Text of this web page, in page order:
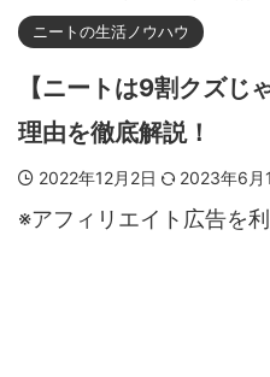
ニートの生活ノウハウ
【ニートは9割クズじ
理由を徹底解説！
2022年12月2日 2023年6月
※アフィリエイト広告を利